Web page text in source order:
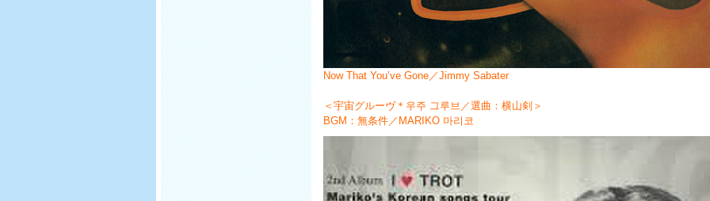
Now That You’ve Gone／Jimmy Sabater
＜宇宙グルーヴ＊우주 그루브／選曲：横山剣＞
BGM：無条件／MARIKO 마리코